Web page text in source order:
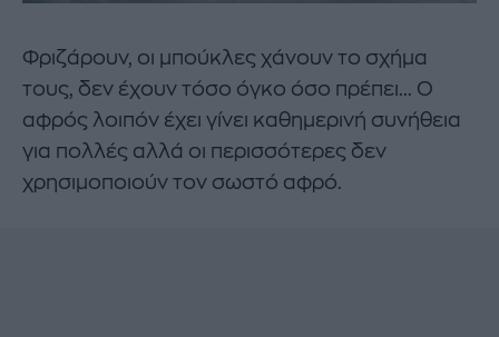
Φριζάρουν, οι μπούκλες χάνουν το σχήμα
τους, δεν έχουν τόσο όγκο όσο πρέπει... Ο
αφρός λοιπόν έχει γίνει καθημερινή συνήθεια
για πολλές αλλά οι περισσότερες δεν
χρησιμοποιούν τον σωστό αφρό.